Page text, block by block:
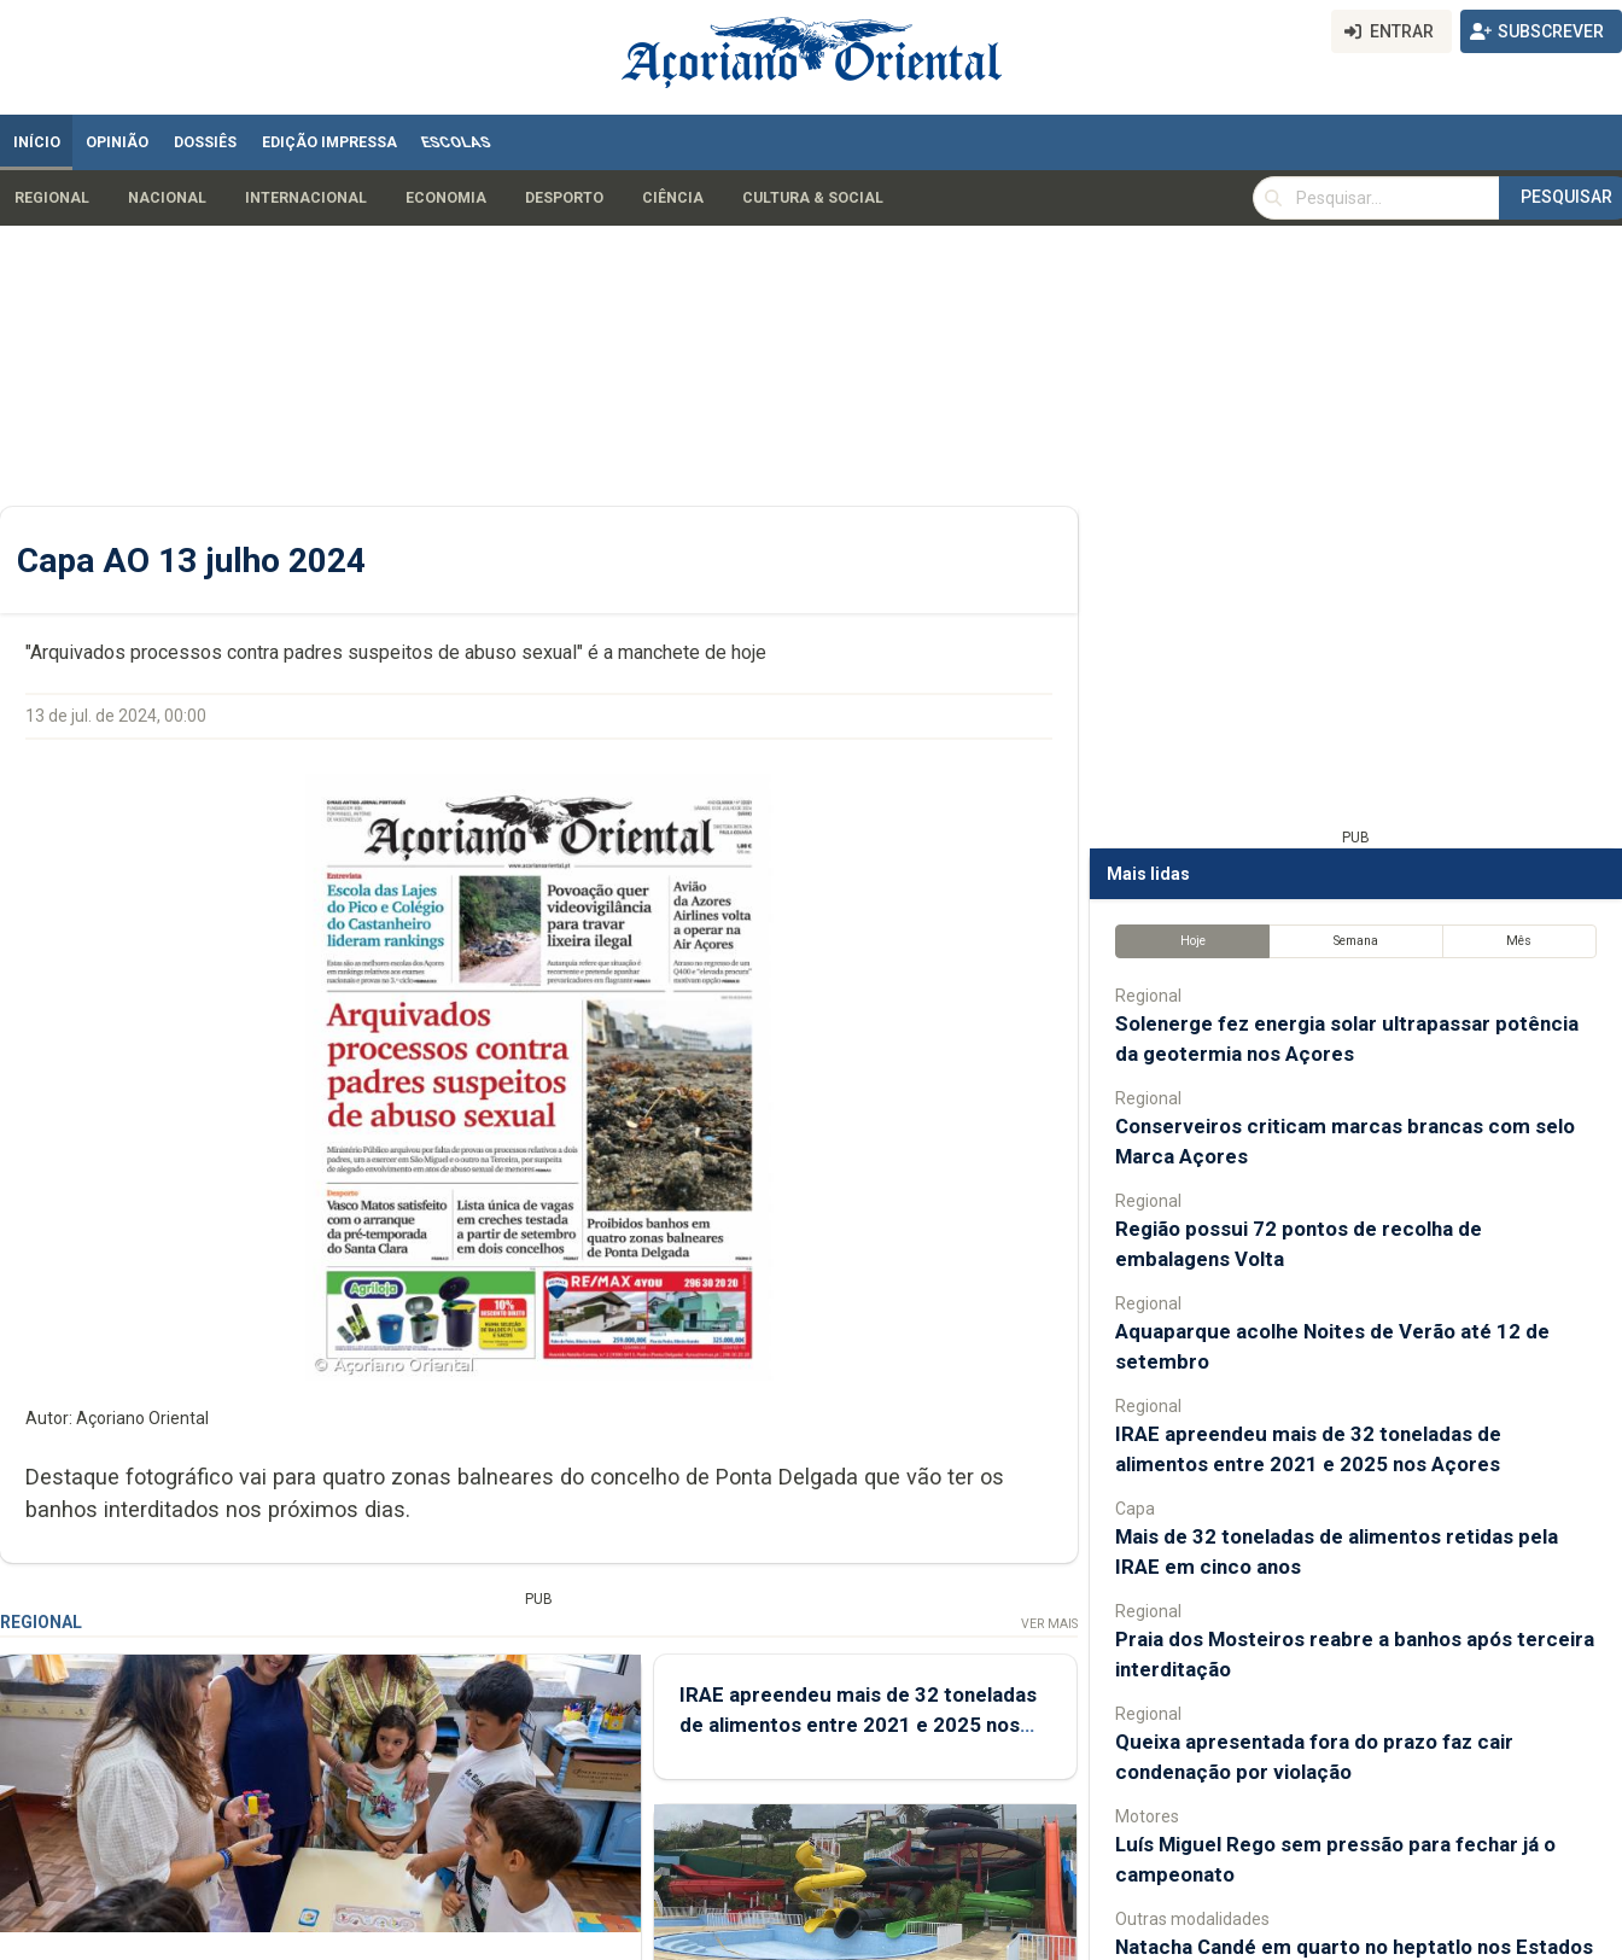
ENTRAR SUBSCREVER
INÍCIO OPINIÃO DOSSIÊS EDIÇÃO IMPRESSA ESCOLAS
REGIONAL NACIONAL INTERNACIONAL ECONOMIA DESPORTO CIÊNCIA CULTURA & SOCIAL
PESQUISAR
PESQUISAR
Capa AO 13 julho 2024
"Arquivados processos contra padres suspeitos de abuso sexual" é a manchete de hoje
13 de jul. de 2024, 00:00
Autor: Açoriano Oriental
Destaque fotográfico vai para quatro zonas balneares do concelho de Ponta Delgada que vão ter os
banhos interditados nos próximos dias.
PUB
REGIONAL VER MAIS
IRAE apreendeu mais de 32 toneladas
de alimentos entre 2021 e 2025 nos
PUB
Mais lidas
Hoje Semana Mês
Regional
Solenerge fez energia solar ultrapassar potência
da geotermia nos Açores
Regional
Conserveiros criticam marcas brancas com selo
Marca Açores
Regional
Região possui 72 pontos de recolha de
embalagens Volta
Regional
Aquaparque acolhe Noites de Verão até 12 de
setembro
Regional
IRAE apreendeu mais de 32 toneladas de
alimentos entre 2021 e 2025 nos Açores
Capa
Mais de 32 toneladas de alimentos retidas pela
IRAE em cinco anos
Regional
Praia dos Mosteiros reabre a banhos após terceira
interditação
Regional
Queixa apresentada fora do prazo faz cair
condenação por violação
Motores
Luís Miguel Rego sem pressão para fechar já o
campeonato
Outras modalidades
Natacha Candé em quarto no heptatlo nos Estados